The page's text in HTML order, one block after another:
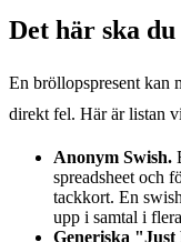
Det här ska
En bröllopspresent kan
direkt fel. Här är listan
Anonym Swish.
spreadsheet och
tackkort. En
upp i samtal i
Generiska